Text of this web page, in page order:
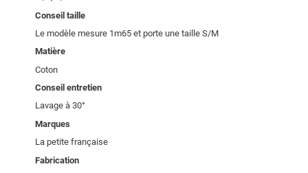
Conseil taille
Le modèle mesure 1m65 et porte une taille S/M
Matière
Coton
Conseil entretien
Lavage à 30°
Marques
La petite française
Fabrication